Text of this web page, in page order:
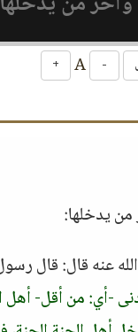
-
+
من يدخلها:
عنه قال: قال
-أي: من أقل- أهل